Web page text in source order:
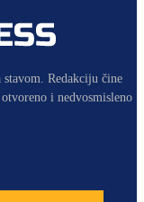
stavom. Redakciju čine
i nedvosmisleno